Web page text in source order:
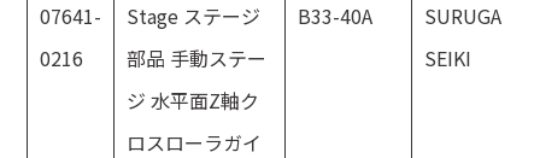
07641-
0216
Stage ステージ
部品 手動ステー
ジ 水平面Z軸ク
ロスローラガイ
B33-40A
SURUGA
SEIKI